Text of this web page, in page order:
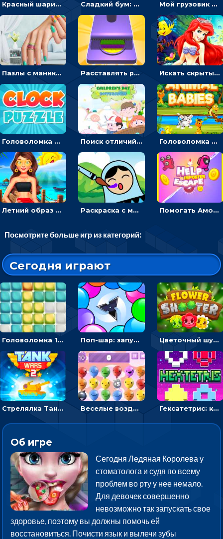
Красный шарик-герой в бегах: прыгать, чтобы избегать препятствий Сладкий бум: тапнуть, чтобы взорвать желейки - головоломка Мой грузовик с мороженным: принимать заказы и готовить десерты
Пазлы с маникюром: собери идеальный рисунок для ногтей Расставлять резиновые кубики, чтобы делать поп-ит - гиперказуальные Искать скрытый алфавит на картинках с мультяшными героями - головоломка для детей
Головоломка с часами для детей: читать время по циферблату Поиск отличий на картинках с детьми - головоломка Головоломка Звери-малыши: открывай карточки по очереди, чтобы найти одинаковые
Летний образ для подруг: переодевать девочек для прогулки Раскраска с матрешками для девочек Помогать Амонг Ас бежать из комнаты через преграды - приключения
Посмотрите больше игр из категорий:
Сегодня играют
Головоломка 10х10 Поп-шар: запускать колючку, чтобы лопать воздушные шарики Цветочный шутер: стрелять пчелками по цветам
Стрелялка Танковые войны: бить по танку врага, чтобы уничтожить зло Веселые воздушные шары: соедини одноцветные в линию Гексатетрис: кидать блок, чтобы складывать три в ряд - головоломка
Об игре
Сегодня Ледяная Королева у
стоматолога и судя по всему
проблем во рту у нее немало.
Для девочек совершенно
невозможно так запускать свое
здоровье, поэтому вы должны помочь ей
восстановиться. Почисти язык и вылечи зубы